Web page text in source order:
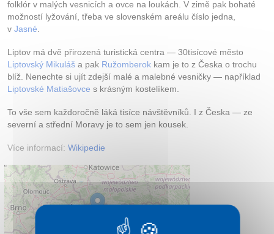
folklór v malých vesnicích a ovce na loukách. V zimě pak bohaté
možností lyžování, třeba ve slovenském areálu číslo jedna,
v Jasné
Liptov má dvě přirozená turistická centra — 30tisícové město
Liptovský Mikuláš a pak Ružomberok kam je to z Česka o trochu
blíž. Nenechte si ujít zdejší malé a malebné vesničky — například
Liptovské Matiašovce s krásným kostelíkem.
To vše sem každoročně láká tisíce návštěvníků. I z Česka — ze
severní a střední Moravy je to sem jen kousek.
Více informací: Wikipedie